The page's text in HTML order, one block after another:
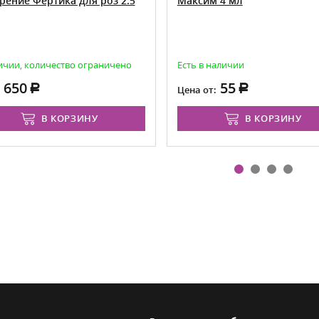
количество ограничено
650
В КОРЗИНУ
Есть в наличии
Цена от: 55
В КОРЗИНУ